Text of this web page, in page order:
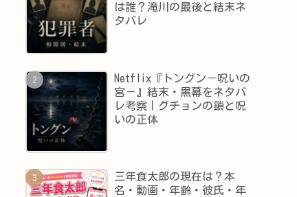
は誰？滝川の最後と結末ネ
タバレ
Netflix『トングン－呪いの
宮－』結末・黒幕をネタバ
レ考察｜グチョンの鎖と呪
いの正体
三年食太郎の現在は？本
名・動画・年齢・彼氏・年